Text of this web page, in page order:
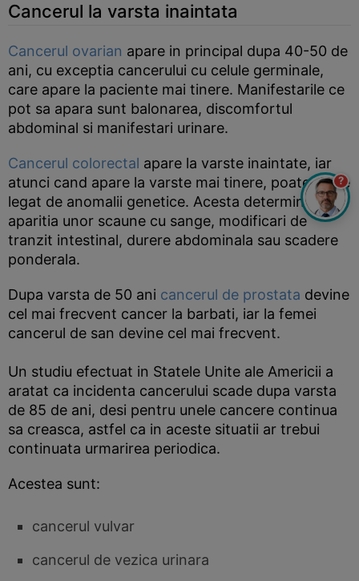
Cancerul la varsta inaintata
Cancerul ovarian apare in principal dupa 40-50 de
ani, cu exceptia cancerului cu celule germinale,
care apare la paciente mai tinere. Manifestarile ce
pot sa apara sunt balonarea, discomfortul
abdominal si manifestari urinare.
Cancerul colorectal apare la varste inaintate, iar
atunci cand apare la varste mai tinere, poate sa fie
legat de anomalii genetice. Acesta determina
aparitia unor scaune cu sange, modificari de
tranzit intestinal, durere abdominala sau scadere
ponderala.
Dupa varsta de 50 ani cancerul de prostata devine
cel mai frecvent cancer la barbati, iar la femei
cancerul de san devine cel mai frecvent.
Un studiu efectuat in Statele Unite ale Americii a
aratat ca incidenta cancerului scade dupa varsta
de 85 de ani, desi pentru unele cancere continua
sa creasca, astfel ca in aceste situatii ar trebui
continuata urmarirea periodica.
Acestea sunt:
cancerul vulvar
cancerul de vezica urinara
?